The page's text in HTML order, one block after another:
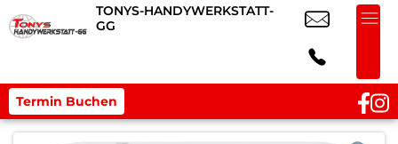
TONYS-HANDYWERKSTATT-
GG
Termin Buchen